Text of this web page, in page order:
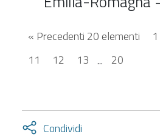
« Precedenti 20 elementi 1
11
12 13 ... 20
Condividi
Attiva